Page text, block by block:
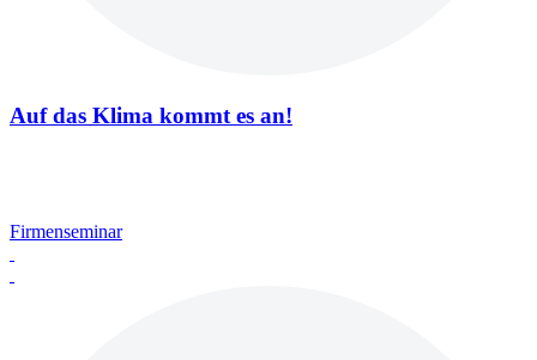
Auf das Klima kommt es an!
Firmenseminar